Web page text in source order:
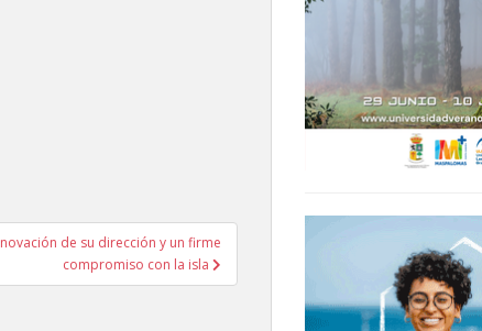
de su dirección y un firme
compromiso con la isla